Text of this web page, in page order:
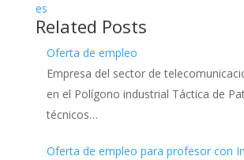
es
Related Posts
Oferta de empleo
Empresa del sector de
en el Polígono industrial Táctica de
técnicos…
Oferta de empleo para profesor con